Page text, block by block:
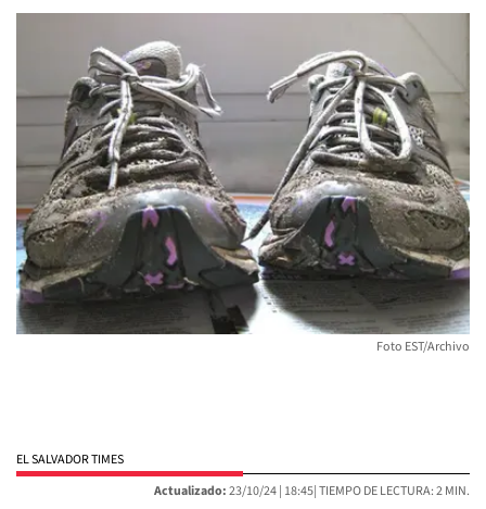
Foto EST/Archivo
EL SALVADOR TIMES
Actualizado:23/10/24 | 18:45| TIEMPO DE LECTURA: 2 MIN.